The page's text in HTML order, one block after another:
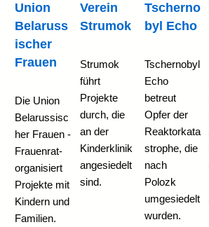
Union
Belaruss
ischer
Frauen
Die Union
Belarussisc
her Frauen -
Frauenrat-
organisiert
Projekte mit
Kindern und
Familien.
Verein
Strumok
Strumok
führt
Projekte
durch, die
an der
Kinderklinik
angesiedelt
sind.
Tscherno
byl Echo
Tschernobyl
Echo
betreut
Opfer der
Reaktorkata
strophe, die
nach
Polozk
umgesiedelt
wurden.